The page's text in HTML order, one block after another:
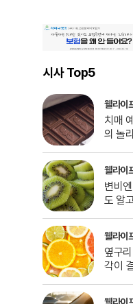
시사 Top5
웰라이
치매
의 놀
웰라이
변비
도 알
웰라이
옆구
각이